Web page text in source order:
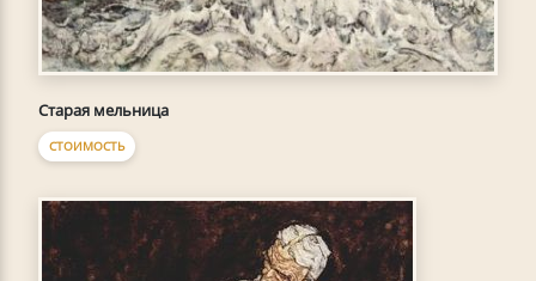
Старая мельница
СТОИМОСТЬ